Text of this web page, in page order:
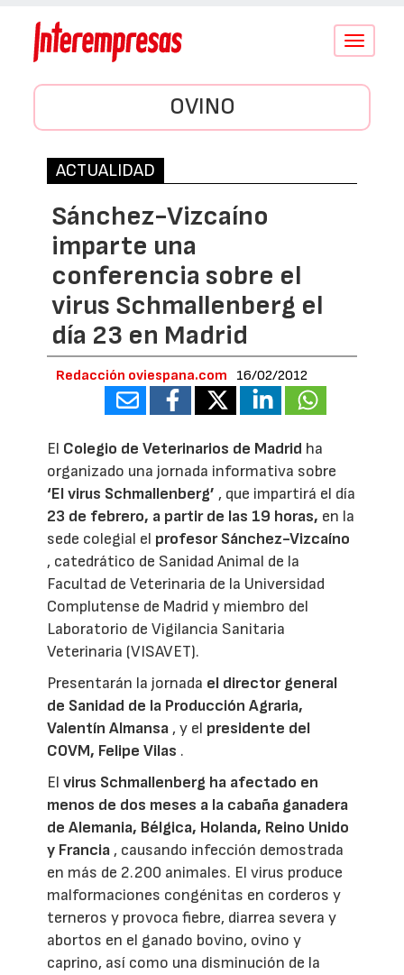
Conmutar
OVINO
ACTUALIDAD
Sánchez-Vizcaíno
imparte una
conferencia sobre el
virus Schmallenberg el
día 23 en Madrid
Redacción oviespana.com 16/02/2012
El Colegio de Veterinarios de Madrid ha
organizado una jornada informativa sobre
‘El virus Schmallenberg’ , que impartirá el día
23 de febrero, a partir de las 19 horas, en la
sede colegial el profesor Sánchez-Vizcaíno
, catedrático de Sanidad Animal de la
Facultad de Veterinaria de la Universidad
Complutense de Madrid y miembro del
Laboratorio de Vigilancia Sanitaria
Veterinaria (VISAVET).
Presentarán la jornada el director general
de Sanidad de la Producción Agraria,
Valentín Almansa , y el presidente del
COVM, Felipe Vilas .
Elvirus Schmallenberg ha afectado en
menos de dos meses a la cabaña ganadera
de Alemania, Bélgica, Holanda, Reino Unido
y Francia , causando infección demostrada
en más de 2.200 animales. El virus produce
malformaciones congénitas en corderos y
terneros y provoca fiebre, diarrea severa y
abortos en el ganado bovino, ovino y
caprino, así como una disminución de la